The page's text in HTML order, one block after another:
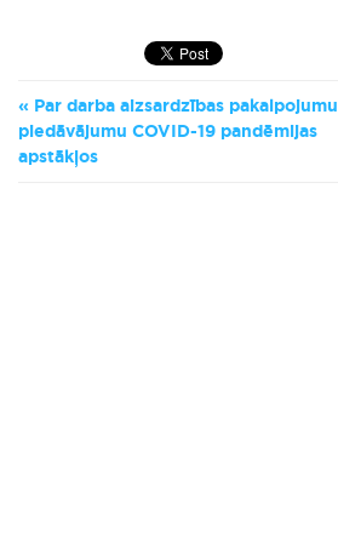
Par darba aizsardzības pakalpojumu
piedāvājumu COVID-19 pandēmijas
apstākļos